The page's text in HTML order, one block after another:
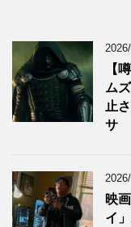
【
ム
止
サ
映
イ